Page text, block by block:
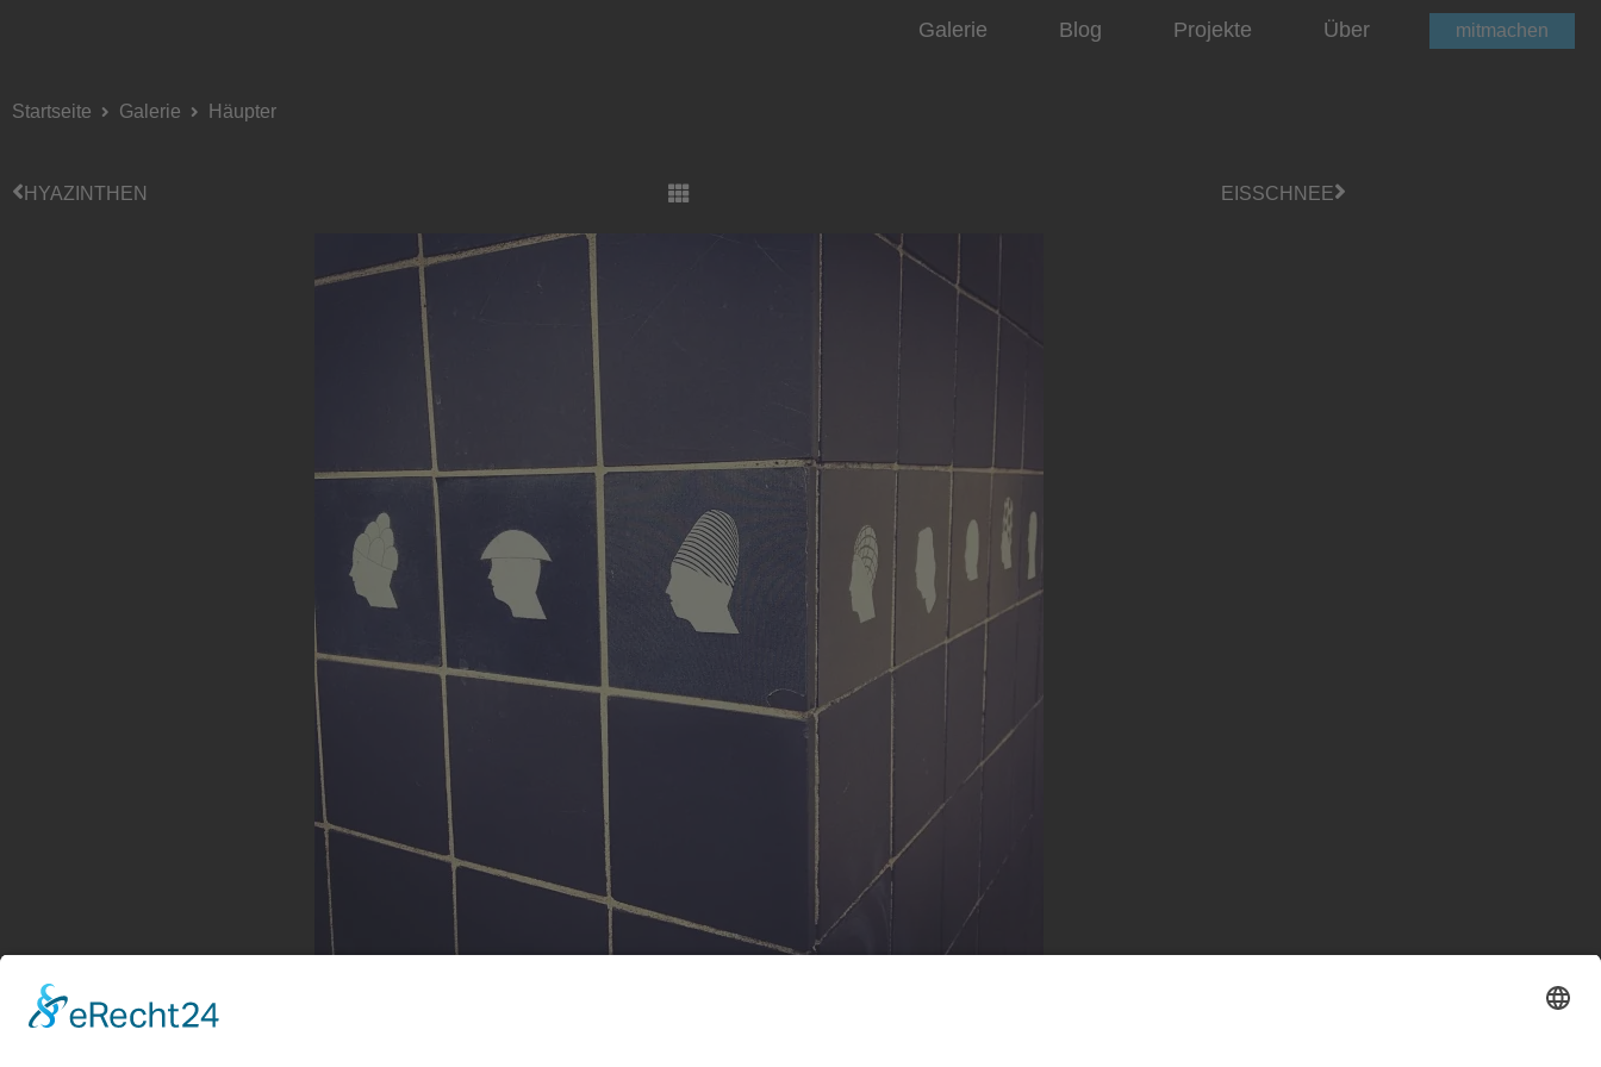
Galerie Blog Projekte Über mitmachen
Startseite Galerie Häupter
HYAZINTHEN EISSCHNEE
Häupter